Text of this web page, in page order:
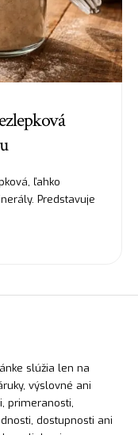
ľahko
Predstavuje
slúžia len na
výslovné ani
primeranosti,
dostupnosti ani